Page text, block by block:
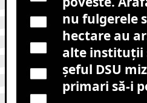
nu fulgerele
hectare au
alte instituții
șeful DSU
primari să-i